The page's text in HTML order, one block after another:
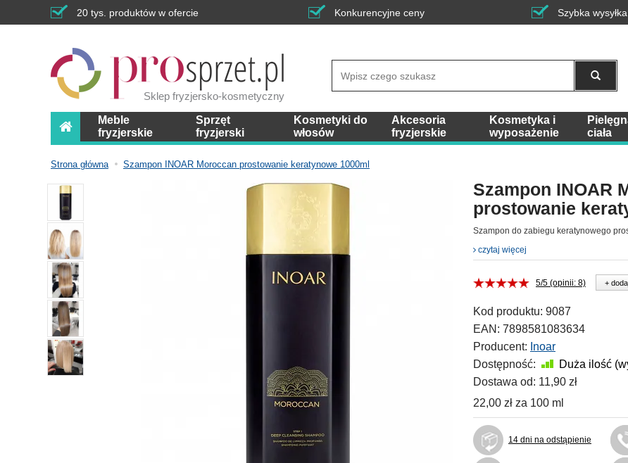
20 tys. produktów w ofercie Konkurencyjne ceny Szybka wysyłka
Sklep fryzjersko-kosmetyczny
Meble
fryzjerskie
Sprzęt
fryzjerski
Kosmetyki do
włosów
Akcesoria
fryzjerskie
Kosmetyka i
wyposażenie
ciała
Strona główna Szampon INOAR Moroccan prostowanie keratynowe 1000ml
Szampon INOAR
prostowanie
Szampon do zabiegu keratynowego
czytaj więcej
5/5 (opinii: 8) +
Kod produktu: 9087
EAN: 7898581083634
Producent: Inoar
Dostępność:
Duża ilość
Dostawa od: 11,90 zł
22,00 zł za 100 ml
14 dni na odstąpienie